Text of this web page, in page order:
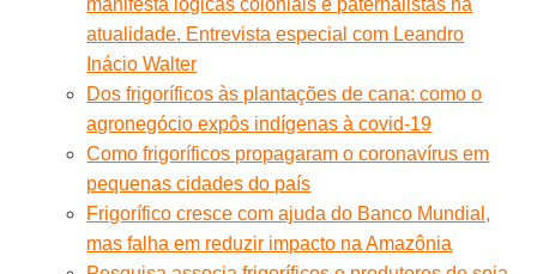
atualidade. Entrevista especial com Leandro
Inácio Walter
Dos frigoríficos às plantações de cana: como o
agronegócio expôs indígenas à covid-19
Como frigoríficos propagaram o coronavírus em
pequenas cidades do país
Frigorífico cresce com ajuda do Banco Mundial,
mas falha em reduzir impacto na Amazônia